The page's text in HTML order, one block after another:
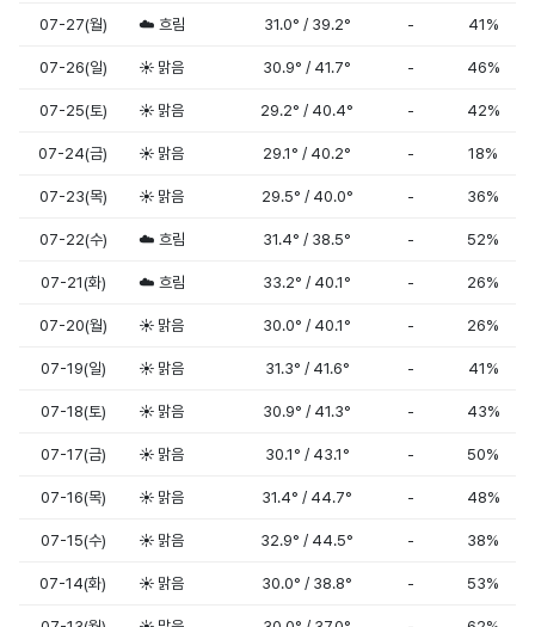
07-27(월) ☁️ 흐림 31.0° / 39.2° - 41%
07-26(일) ☀️ 맑음 30.9° / 41.7° - 46%
07-25(토) ☀️ 맑음 29.2° / 40.4° - 42%
07-24(금) ☀️ 맑음 29.1° / 40.2° - 18%
07-23(목) ☀️ 맑음 29.5° / 40.0° - 36%
07-22(수) ☁️ 흐림 31.4° / 38.5° - 52%
07-21(화) ☁️ 흐림 33.2° / 40.1° - 26%
07-20(월) ☀️ 맑음 30.0° / 40.1° - 26%
07-19(일) ☀️ 맑음 31.3° / 41.6° - 41%
07-18(토) ☀️ 맑음 30.9° / 41.3° - 43%
07-17(금) ☀️ 맑음 30.1° / 43.1° - 50%
07-16(목) ☀️ 맑음 31.4° / 44.7° - 48%
07-15(수) ☀️ 맑음 32.9° / 44.5° - 38%
07-14(화) ☀️ 맑음 30.0° / 38.8° - 53%